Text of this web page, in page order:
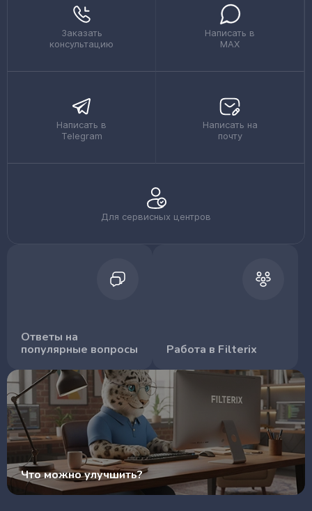
Заказать
консультацию
Написать в
MAX
Написать в
Telegram
Написать на
почту
Для сервисных центров
Ответы на
популярные вопросы
Работа в Filterix
Что можно улучшить?